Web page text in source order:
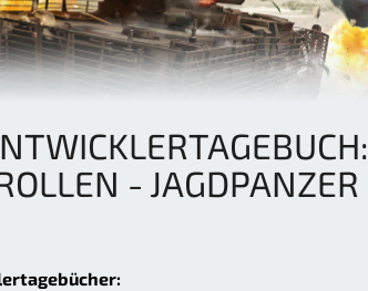
- JAGDPANZER